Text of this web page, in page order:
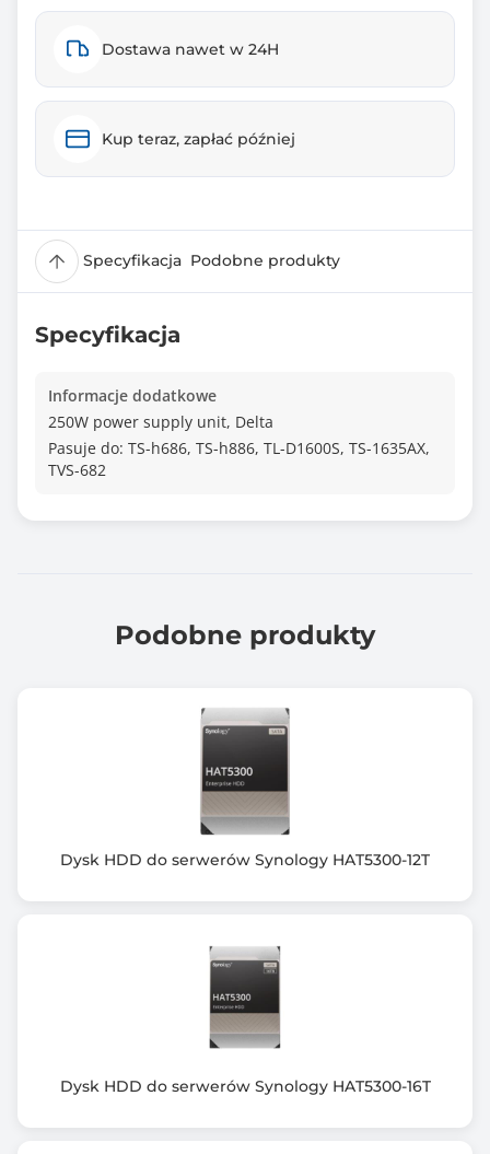
Dostawa nawet w 24H
Kup teraz, zapłać później
Specyfikacja Podobne produkty
Specyfikacja
Informacje dodatkowe
250W power supply unit, Delta
Pasuje do: TS-h686, TS-h886, TL-D1600S, TS-1635AX,
TVS-682
Podobne produkty
Dysk HDD do serwerów Synology HAT5300-12T
Dysk HDD do serwerów Synology HAT5300-16T